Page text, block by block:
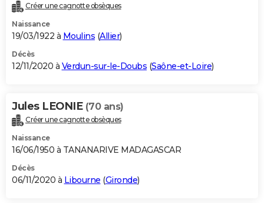
Créer une cagnotte obsèques
Naissance
19/03/1922 à Moulins (Allier)
Décès
12/11/2020 à Verdun-sur-le-Doubs (Saône-et-Loire)
Jules LEONIE (70 ans)
Créer une cagnotte obsèques
Naissance
16/06/1950 à TANANARIVE MADAGASCAR
Décès
06/11/2020 à Libourne (Gironde)